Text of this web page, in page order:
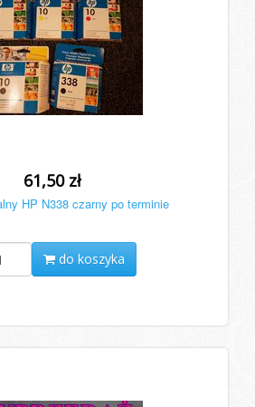
61,50 zł
HP N338 czarny po terminie
do koszyka